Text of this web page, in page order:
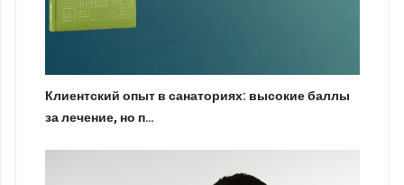
Клиентский опыт в санаториях: высокие баллы
за лечение, но п…